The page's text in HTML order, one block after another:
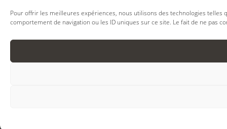
Pour offrir les meilleures expériences, nous utilisons des technologies
comportement de navigation ou les ID uniques sur ce site. Le fait de ne